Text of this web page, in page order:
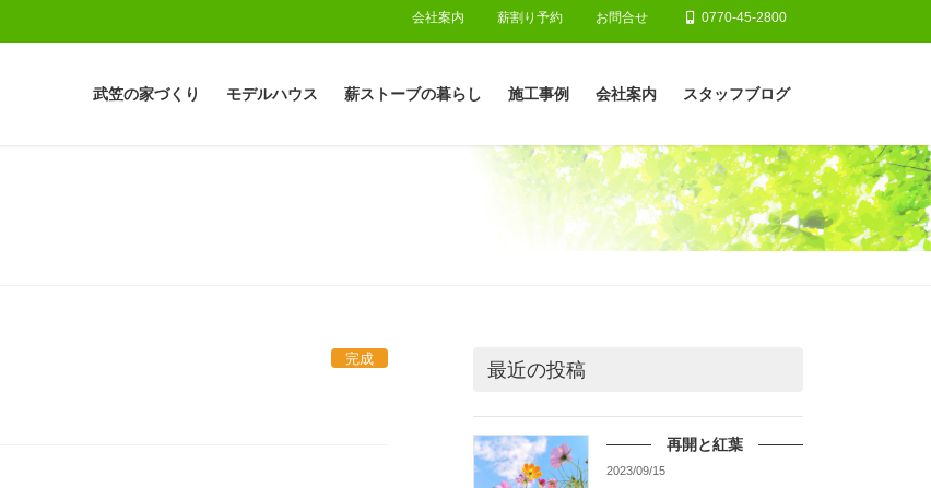
会社案内 薪割り予約 お問合せ 0770-45-2800
武笠の家づくり モデルハウス 薪ストーブの暮らし 施工事例 会社案内 スタッフブログ
完成
最近の投稿
再開と紅葉
2023/09/15